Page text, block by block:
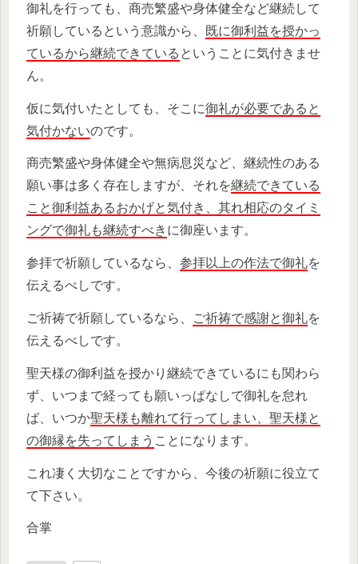
御礼を行っても、商売繁盛や身体健全など継続して
祈願しているという意識から、
既に御利益を授かっ
ているから継続できている ということに気付きませ
ん。
仮に気付いたとしても、そこに御礼が必要であると
気付かないのです。
商売繁盛や身体健全や無病息災など、継続性のある
願い事は多く存在しますが、それを継続できている
こと御利益あるおかげと気付き、其れ相応のタイミ
ングで御礼も継続すべき に御座います。
参拝で祈願しているなら、 参拝以上の作法で御礼を
伝えるべしです。
ご祈祷で祈願しているなら、 ご祈祷で感謝と御礼を
伝えるべしです。
聖天様の御利益を授かり継続できているにも関わら
ず、いつまで経っても願いっぱなしで御礼を怠れ
ば、いつか聖天様も離れて行ってしまい、聖天様と
の御縁を失ってしまう ことになります。
これ凄く大切なことですから、今後の祈願に役立て
て下さい。
合掌